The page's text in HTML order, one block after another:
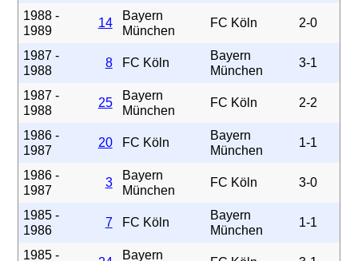
1988 -
1989
14
Bayern
München
FC Köln 2-0
1987 -
1988
8 FC Köln
Bayern
München
3-1
1987 -
1988
25
Bayern
München
FC Köln 2-2
1986 -
1987
20 FC Köln
Bayern
München
1-1
1986 -
1987
3
Bayern
München
FC Köln 3-0
1985 -
1986
7 FC Köln
Bayern
München
1-1
1985 -
Bayern